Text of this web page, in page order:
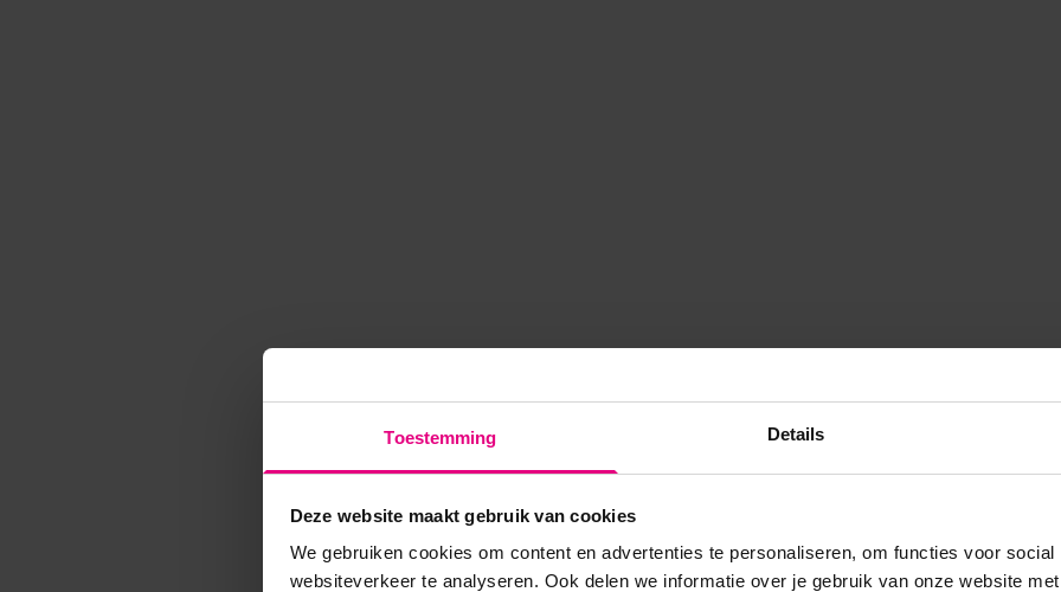
Toestemming Details
Deze website maakt gebruik van cookies
We gebruiken cookies om content en advertenties te personaliseren, om functies voor
websiteverkeer te analyseren. Ook delen we informatie over je gebruik van onze website